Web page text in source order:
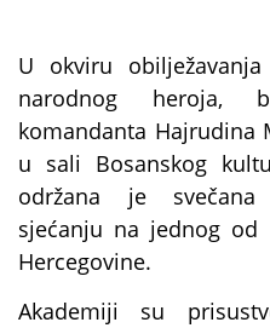
U okviru
narodnog heroja,
komandanta Hajrudina
u sali Bosanskog
održana je svečana
sjećanju na jednog od
Hercegovine.
Akademiji su